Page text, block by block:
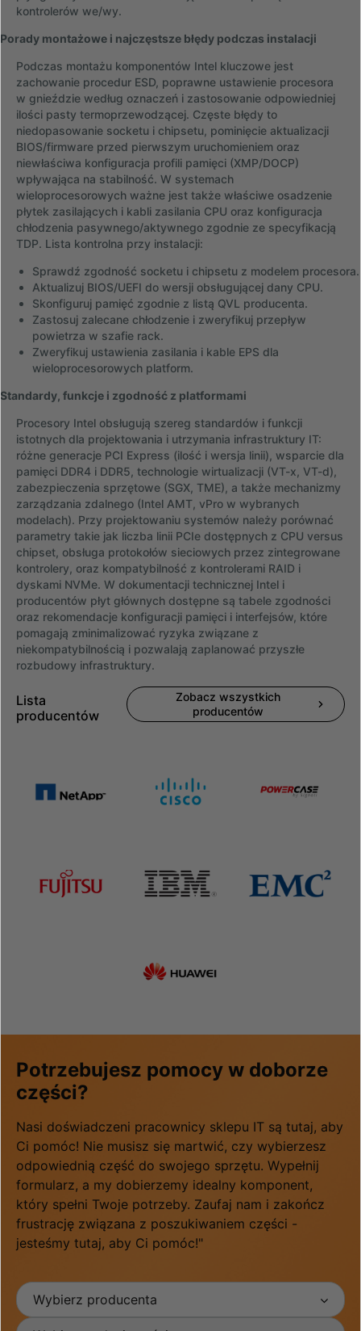
kontrolerów we/wy.
Porady montażowe i najczęstsze błędy podczas instalacji
Podczas montażu komponentów Intel kluczowe jest
zachowanie procedur ESD, poprawne ustawienie procesora
w gnieździe według oznaczeń i zastosowanie odpowiedniej
ilości pasty termoprzewodzącej. Częste błędy to
niedopasowanie socketu i chipsetu, pominięcie aktualizacji
BIOS/firmware przed pierwszym uruchomieniem oraz
niewłaściwa konfiguracja profili pamięci (XMP/DOCP)
wpływająca na stabilność. W systemach
wieloprocesorowych ważne jest także właściwe osadzenie
płytek zasilających i kabli zasilania CPU oraz konfiguracja
chłodzenia pasywnego/aktywnego zgodnie ze specyfikacją
TDP. Lista kontrolna przy instalacji:
Sprawdź zgodność socketu i chipsetu z modelem procesora.
Aktualizuj BIOS/UEFI do wersji obsługującej dany CPU.
Skonfiguruj pamięć zgodnie z listą QVL producenta.
Zastosuj zalecane chłodzenie i zweryfikuj przepływ
powietrza w szafie rack.
Zweryfikuj ustawienia zasilania i kable EPS dla
wieloprocesorowych platform.
Standardy, funkcje i zgodność z platformami
Procesory Intel obsługują szereg standardów i funkcji
istotnych dla projektowania i utrzymania infrastruktury IT:
różne generacje PCI Express (ilość i wersja linii), wsparcie dla
pamięci DDR4 i DDR5, technologie wirtualizacji (VT-x, VT-d),
zabezpieczenia sprzętowe (SGX, TME), a także mechanizmy
zarządzania zdalnego (Intel AMT, vPro w wybranych
modelach). Przy projektowaniu systemów należy porównać
parametry takie jak liczba linii PCIe dostępnych z CPU versus
chipset, obsługa protokołów sieciowych przez zintegrowane
kontrolery, oraz kompatybilność z kontrolerami RAID i
dyskami NVMe. W dokumentacji technicznej Intel i
producentów płyt głównych dostępne są tabele zgodności
oraz rekomendacje konfiguracji pamięci i interfejsów, które
pomagają zminimalizować ryzyka związane z
niekompatybilnością i pozwalają zaplanować przyszłe
rozbudowy infrastruktury.
Lista
producentów
Zobacz wszystkich
producentów
Potrzebujesz pomocy w doborze
części?
Nasi doświadczeni pracownicy sklepu IT są tutaj, aby
Ci pomóc! Nie musisz się martwić, czy wybierzesz
odpowiednią część do swojego sprzętu. Wypełnij
formularz, a my dobierzemy idealny komponent,
który spełni Twoje potrzeby. Zaufaj nam i zakończ
frustrację związana z poszukiwaniem części -
jesteśmy tutaj, aby Ci pomóc!"
Wybierz producenta